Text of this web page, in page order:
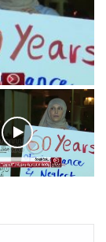
.وقفة احتجاجية
الأحد 5 مايو 2019
5-2019.